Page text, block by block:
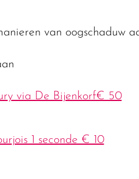
van oogschaduw
via De Bijenkorf€ 50
1 seconde € 10